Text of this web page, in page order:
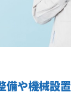
備や機械設